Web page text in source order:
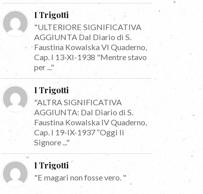
I Trigotti
"ULTERIORE SIGNIFICATIVA
AGGIUNTA Dal Diario di S.
Faustina Kowalska VI Quaderno,
Cap. I 13-XI-1938 "Mentre stavo
per ..."
I Trigotti
"ALTRA SIGNIFICATIVA
AGGIUNTA: Dal Diario di S.
Faustina Kowalska IV Quaderno,
Cap. I 19-IX-1937 “Oggi li
Signore ..."
I Trigotti
"E magari non fosse vero. "